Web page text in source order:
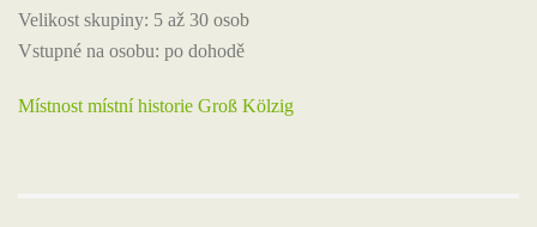
Velikost skupiny: 5 až 30 osob
Vstupné na osobu: po dohodě
Místnost místní historie Groß Kölzig